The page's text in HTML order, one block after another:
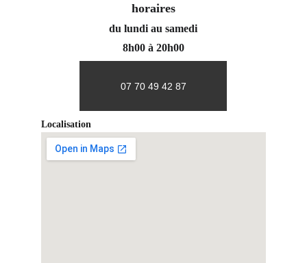
07 70 49 42 87
Localisation
horaires
du lundi au samedi
8h00 à 20h00